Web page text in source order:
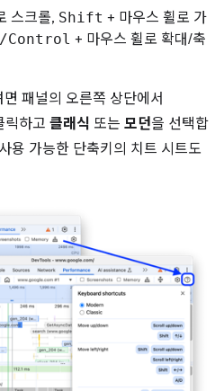
스크롤, Shift + 마우스 휠로 가
Control + 마우스 휠로 확대/축
패널의 오른쪽 상단에서
릭하고 클래식 또는 모던을 선택합
용 가능한 단축키의 치트 시트도